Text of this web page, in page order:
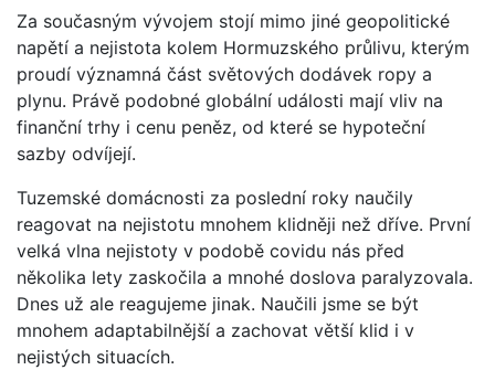
Za současným vývojem stojí mimo jiné geopolitické
napětí a nejistota kolem Hormuzského průlivu, kterým
proudí významná část světových dodávek ropy a
plynu. Právě podobné globální události mají vliv na
finanční trhy i cenu peněz, od které se hypoteční
sazby odvíjejí.
Tuzemské domácnosti za poslední roky naučily
reagovat na nejistotu mnohem klidněji než dříve. První
velká vlna nejistoty v podobě covidu nás před
několika lety zaskočila a mnohé doslova paralyzovala.
Dnes už ale reagujeme jinak. Naučili jsme se být
mnohem adaptabilnější a zachovat větší klid i v
nejistých situacích.